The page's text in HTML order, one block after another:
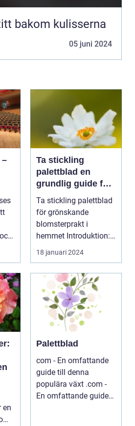
bakom kulisserna
05 juni 2024
–
Ta stickling
palettblad en
grundlig guide för
blomsterentusiast
er
Ta stickling palettblad
för grönskande
blomsterprakt i
hemmet Introduktion:
...
18 januari 2024
Palettblad
com - En omfattande
guide till denna
populära växt .com -
En omfattande guide